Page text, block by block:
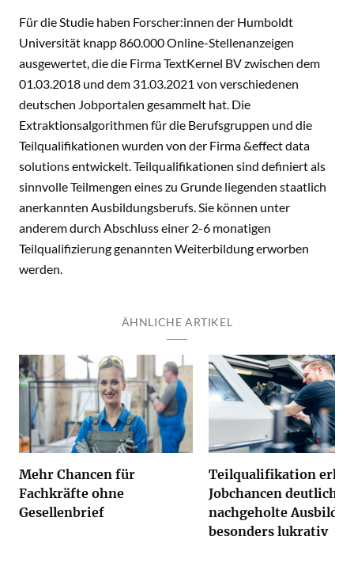
Für die Studie haben Forscher:innen der Humboldt
Universität knapp 860.000 Online-Stellenanzeigen
ausgewertet, die die Firma TextKernel BV zwischen dem
01.03.2018 und dem 31.03.2021 von verschiedenen
deutschen Jobportalen gesammelt hat. Die
Extraktionsalgorithmen für die Berufsgruppen und die
Teilqualifikationen wurden von der Firma &effect data
solutions entwickelt. Teilqualifikationen sind definiert als
sinnvolle Teilmengen eines zu Grunde liegenden staatlich
anerkannten Ausbildungsberufs. Sie können unter
anderem durch Abschluss einer 2-6 monatigen
Teilqualifizierung genannten Weiterbildung erworben
werden.
ÄHNLICHE ARTIKEL
Mehr Chancen für
Fachkräfte ohne
Gesellenbrief
Teilqualifikation
Jobchancen deutlich,
nachgeholte
besonders lukrativ